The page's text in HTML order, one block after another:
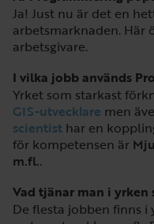
Ja! Just nu är det en
arbetsmarknaden. Här
arbetsgivare.
I vilka jobb används
Yrket som starkast
GIS-utvecklare men
scientist har en
för kompetensen är
m.fl..
Vad tjänar man i yrken
De flesta jobben finns